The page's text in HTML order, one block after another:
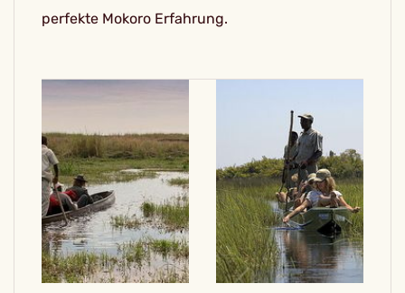
perfekte Mokoro Erfahrung.